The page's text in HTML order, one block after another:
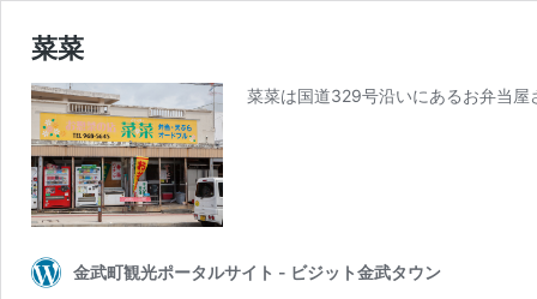
菜菜
菜菜は国道329号沿いにあるお弁当
金武町観光ポータルサイト - ビジット金武タウン